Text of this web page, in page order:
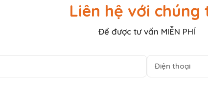
Liên hệ với chúng
Để được tư vấn MIỄN PHÍ